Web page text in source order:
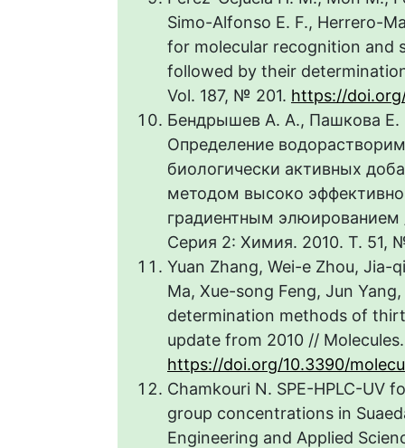
Simo-Alfonso E. F., Herrero-
for molecular recognition and
followed by their
Vol. 187, № 201. https://
Бендрышев А. А., Пашкова
Определение
биологически активных
методом высоко
градиентным элюированием
Серия 2: Химия. 2010. Т. 51,
Yuan Zhang, Wei-e Zhou, Jia-
Ma, Xue-song Feng, Jun
determination methods of
update from 2010 //
https://doi.org/10.3390/
Chamkouri N. SPE-HPLC-UV
group concentrations in
Engineering and Applied